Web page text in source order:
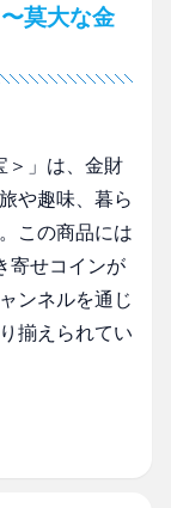
莫大な金
＞」は、金財
や趣味、暮ら
この商品には
寄せコインが
ンネルを通じ
揃えられてい